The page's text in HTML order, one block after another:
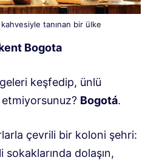
tanınan bir ülke
Bogota
keşfedip, ünlü
Bogotá.
çevrili bir koloni şehri:
dolaşın,